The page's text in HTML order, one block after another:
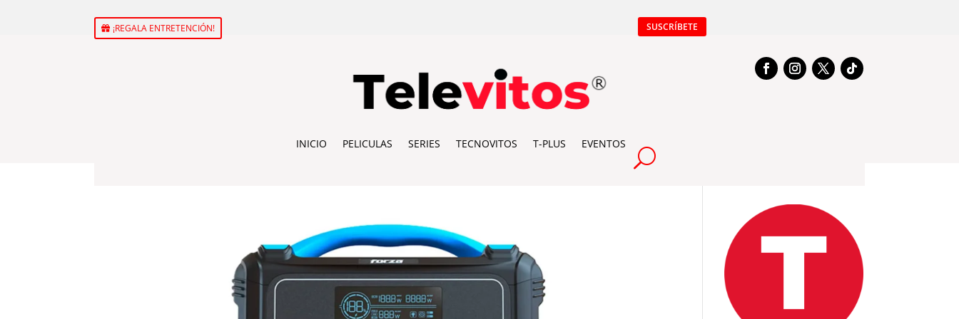
¡REGALA ENTRETENCIÓN! SUSCRÍBETE
INICIO PELICULAS SERIES TECNOVITOS T-PLUS EVENTOS